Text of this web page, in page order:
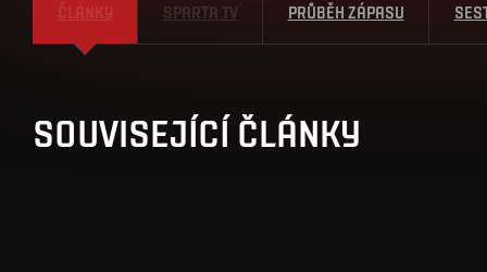
ČLÁNKY SPARTA TV PRŮBĚH ZÁPASU
SOUVISEJÍCÍ ČLÁNKY